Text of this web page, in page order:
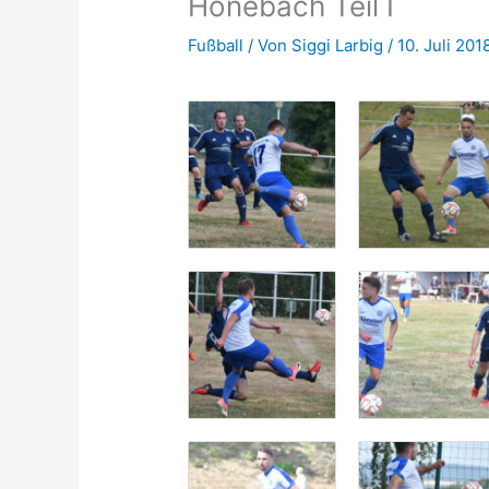
Fußball / Von Siggi Larbig / 10. Juli